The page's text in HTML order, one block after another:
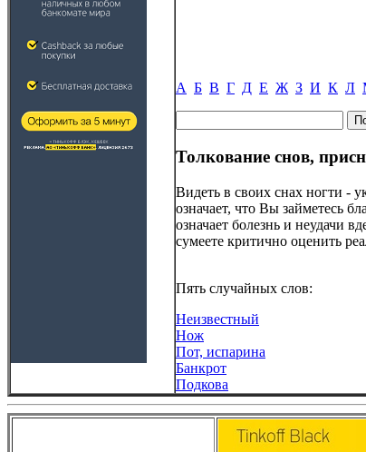
А Б В Г Д Е Ж З И К Л
Толкование снов,
Видеть в своих снах ногти -
означает, что Вы займетесь
означает болезнь и неудачи
сумеете критично оценить
Пять случайных слов:
Неизвестный
Нож
Пот, испарина
Банкрот
Подкова